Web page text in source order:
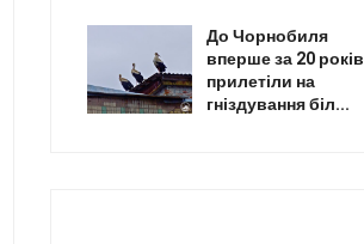
До Чорнобиля
вперше за 20 років
прилетіли на
гніздування біл...